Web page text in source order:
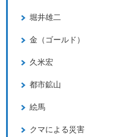
堀井雄二
金（ゴールド）
久米宏
都市鉱山
絵馬
クマによる災害